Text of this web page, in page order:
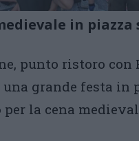
in piazza
punto ristoro con
una grande festa in
per la cena